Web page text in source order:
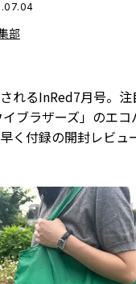
部
れるInRed7月号。
イブラザーズ」のエ
く付録の開封レビュ